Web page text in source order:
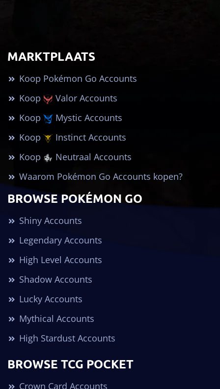
MARKTPLAATS
Koop Pokémon Go Accounts
Koop
Valor Accounts
Koop
Mystic Accounts
Koop
Instinct Accounts
Koop
Neutraal Accounts
Waarom Pokémon Go Accounts kopen?
BROWSE POKÉMON GO
Shiny Accounts
Legendary Accounts
High Level Accounts
Shadow Accounts
Lucky Accounts
Mythical Accounts
High Stardust Accounts
BROWSE TCG POCKET
Crown Card Accounts